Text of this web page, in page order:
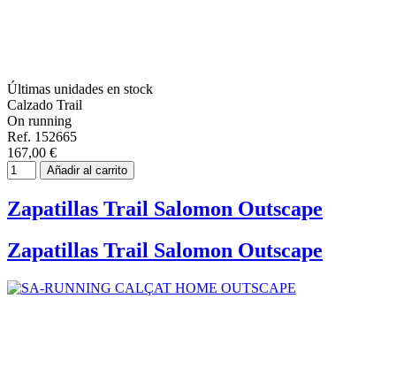
Últimas unidades en stock
Calzado Trail
On running
Ref. 152665
167,00 €
Añadir al carrito
Zapatillas Trail Salomon Outscape
Zapatillas Trail Salomon Outscape